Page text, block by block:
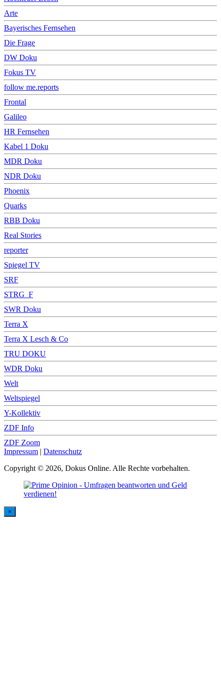
Arte
Bayerisches Fernsehen
Die Frage
DW Doku
Fokus TV
follow me.reports
Frontal
Galileo
HR Fernsehen
Kabel 1 Doku
MDR Doku
NDR Doku
Phoenix
Quarks
RBB Doku
Real Stories
reporter
Spiegel TV
SRF
STRG_F
SWR Doku
Terra X
Terra X Lesch & Co
TRU DOKU
WDR Doku
Welt
Weltspiegel
Y-Kollektiv
ZDF Info
ZDF Zoom
Impressum | Datenschutz
Copyright © 2026, Dokus Online. Alle Rechte vorbehalten.
×